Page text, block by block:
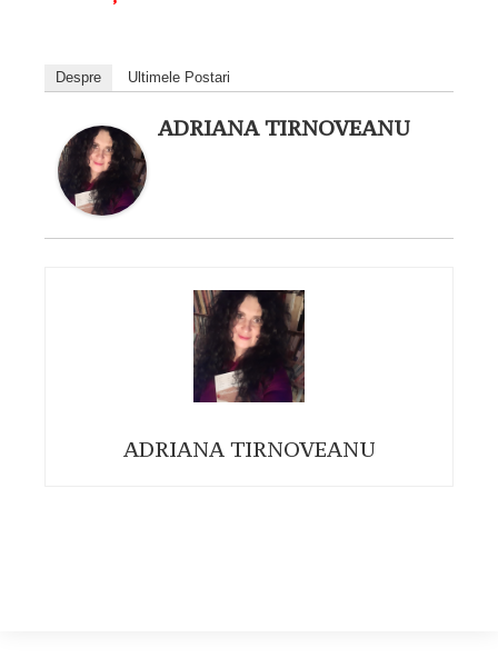
Despre Ultimele Postari
ADRIANA TIRNOVEANU
ADRIANA TIRNOVEANU